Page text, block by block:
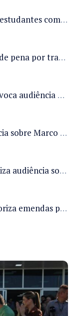
Projeto na Câmara inclui estudantes com deficiência no regime escolar especial da LDB e estabelece critérios para frequência
PL 82/26 proíbe remição de pena por trabalho em funções militares para condenados por crimes contra o Estado Democrático de Direito
Comissão da Câmara convoca audiência para discutir misoginia nas escolas e universidades após divulgação de listas misóginas
Câmara promove audiência sobre Marco de Fomento à Economia Digital e impactos da inteligência artificial
Comissão da Câmara realiza audiência sobre apostas online para medir o tamanho do mercado ilegal
Lula sanciona lei que autoriza emendas parlamentares para atendimento pré-hospitalar pelos bombeiros